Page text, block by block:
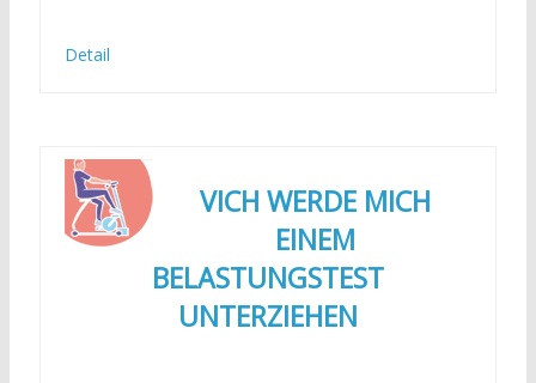
Detail
VICH WERDE MICH
EINEM
BELASTUNGSTEST
UNTERZIEHEN